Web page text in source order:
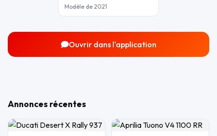
Modèle de 2021
Ouvrir dans l'application
Annonces récentes